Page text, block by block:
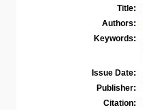
Title:
Authors:
Keywords:
Issue Date:
Publisher:
Citation: